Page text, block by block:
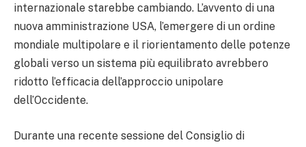
internazionale starebbe cambiando. L’avvento di una
nuova amministrazione USA, l’emergere di un ordine
mondiale multipolare e il riorientamento delle potenze
globali verso un sistema più equilibrato avrebbero
ridotto l’efficacia dell’approccio unipolare
dell’Occidente.
Durante una recente sessione del Consiglio di